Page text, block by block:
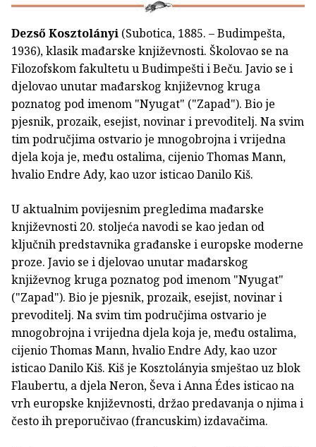
Dezső Kosztolányi (Subotica, 1885. – Budimpešta,
1936), klasik mađarske književnosti. Školovao se na
Filozofskom fakultetu u Budimpešti i Beču. Javio se i
djelovao unutar mađarskog književnog kruga
poznatog pod imenom "Nyugat" ("Zapad"). Bio je
pjesnik, prozaik, esejist, novinar i prevoditelj. Na svim
tim područjima ostvario je mnogobrojna i vrijedna
djela koja je, među ostalima, cijenio Thomas Mann,
hvalio Endre Ady, kao uzor isticao Danilo Kiš.
U aktualnim povijesnim pregledima mađarske
književnosti 20. stoljeća navodi se kao jedan od
ključnih predstavnika građanske i europske moderne
proze. Javio se i djelovao unutar mađarskog
književnog kruga poznatog pod imenom "Nyugat"
("Zapad"). Bio je pjesnik, prozaik, esejist, novinar i
prevoditelj. Na svim tim područjima ostvario je
mnogobrojna i vrijedna djela koja je, među ostalima,
cijenio Thomas Mann, hvalio Endre Ady, kao uzor
isticao Danilo Kiš. Kiš je Kosztolányia smještao uz blok
Flaubertu, a djela Neron, Ševa i Anna Édes isticao na
vrh europske književnosti, držao predavanja o njima i
često ih preporučivao (francuskim) izdavačima.